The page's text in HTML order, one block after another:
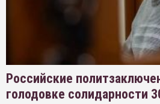
Российские
голодовке солидарности